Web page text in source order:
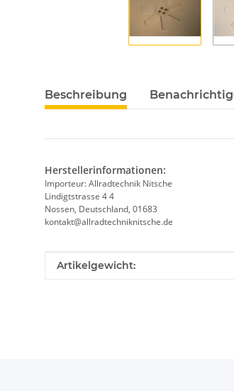
Beschreibung
Herstellerinformationen:
Importeur: Allradtechnik Nitsche
Lindigtstrasse 4 4
Nossen, Deutschland, 01683
kontakt@allradtechniknitsche.de
Produkteigenschaft
Wert
Artikelgewicht: